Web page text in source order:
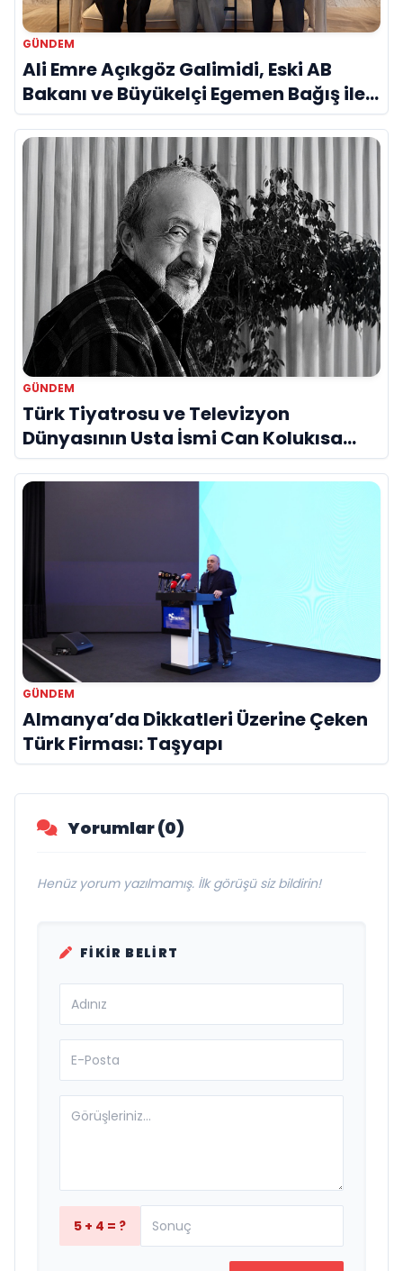
GÜNDEM
Ali Emre Açıkgöz Galimidi, Eski AB
Bakanı ve Büyükelçi Egemen Bağış ile
Bir Araya Geldi
GÜNDEM
Türk Tiyatrosu ve Televizyon
Dünyasının Usta İsmi Can Kolukısa
Hayatını Kaybetti
GÜNDEM
Almanya’da Dikkatleri Üzerine Çeken
Türk Firması: Taşyapı
Yorumlar (0)
Henüz yorum yazılmamış. İlk görüşü siz bildirin!
FIKIR BELIRT
5 + 4 = ?